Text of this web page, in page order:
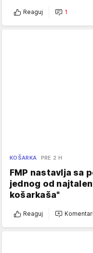
Reaguj 1
KOŠARKA PRE 2 H
FMP nastavlja sa
jednog od
košarkaša"
Reaguj